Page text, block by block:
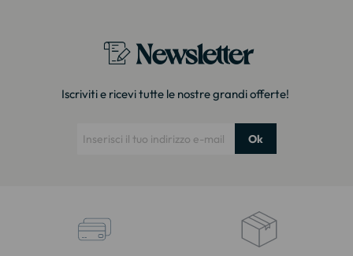
Newsletter
Iscriviti e ricevi tutte le nostre grandi offerte!
Ok